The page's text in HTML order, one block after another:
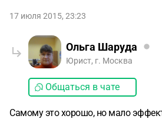
17 июля 2015, 23:23
Ольга Шаруда
Юрист, г. Москва
Общаться в чате
Самому это хорошо, но мало